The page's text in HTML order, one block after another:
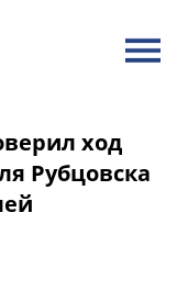
ход
Рубцовска